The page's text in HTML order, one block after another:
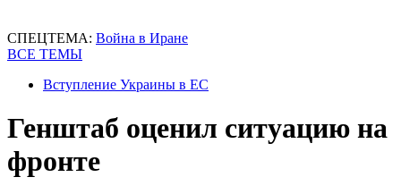
СПЕЦТЕМА: Война в Иране
ВСЕ ТЕМЫ
Вступление Украины в ЕС
Генштаб оценил ситуацию на
фронте